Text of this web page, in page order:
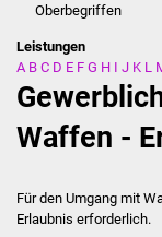
Oberbegriffen
Leistungen
A B C D E F G H I J K L
Waffen -
Für den Umgang mit
Erlaubnis erforderlich.